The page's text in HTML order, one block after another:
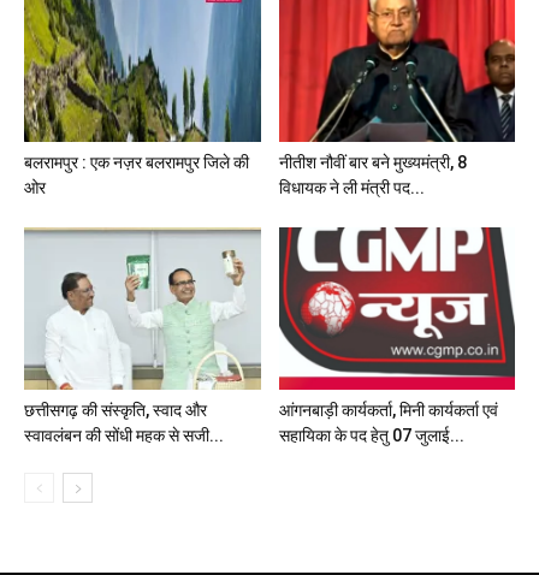
बलरामपुर : एक नज़र बलरामपुर जिले की
ओर
नीतीश नौवीं बार बने मुख्यमंत्री, 8
विधायक ने ली मंत्री पद...
छत्तीसगढ़ की संस्कृति, स्वाद और
स्वावलंबन की सोंधी महक से सजी...
आंगनबाड़ी कार्यकर्ता, मिनी कार्यकर्ता एवं
सहायिका के पद हेतु 07 जुलाई...